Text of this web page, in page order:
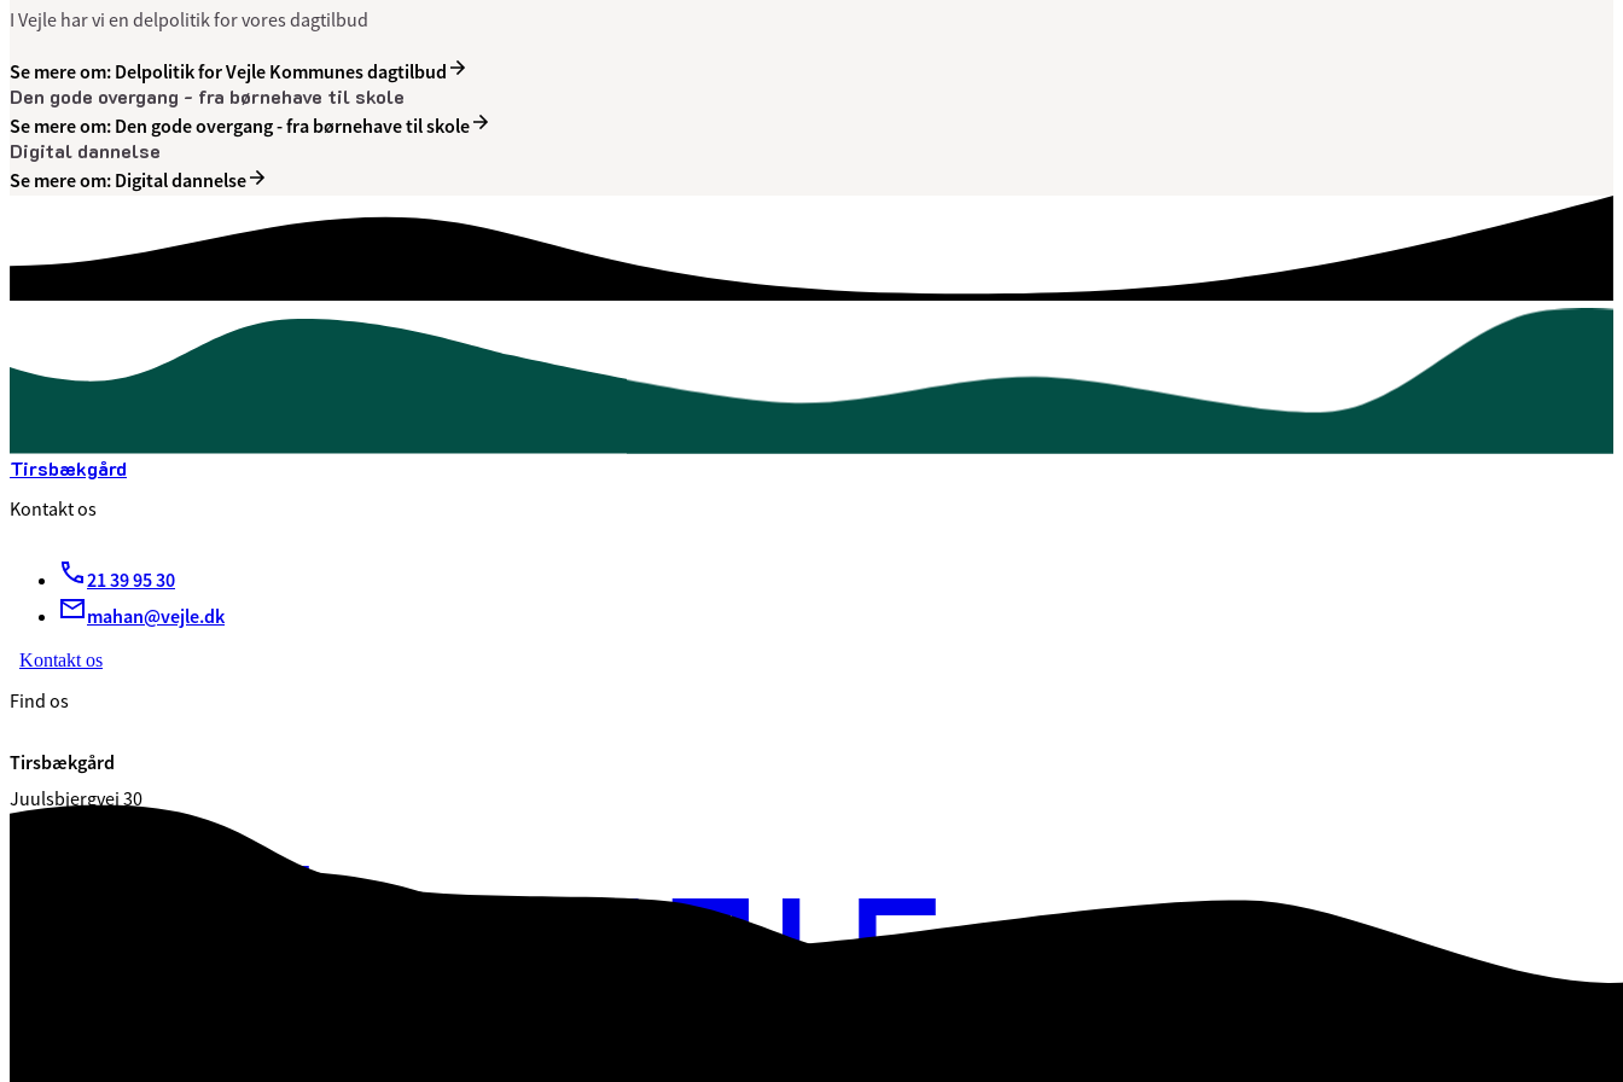
I Vejle har vi en delpolitik for vores dagtilbud
Se mere om: Delpolitik for Vejle Kommunes dagtilbud
Den gode overgang - fra børnehave til skole
Se mere om: Den gode overgang - fra børnehave til skole
Digital dannelse
Se mere om: Digital dannelse
Tirsbækgård
Kontakt os
21 39 95 30
mahan@vejle.dk
Kontakt os
Find os
Tirsbækgård
Juulsbjergvej 30